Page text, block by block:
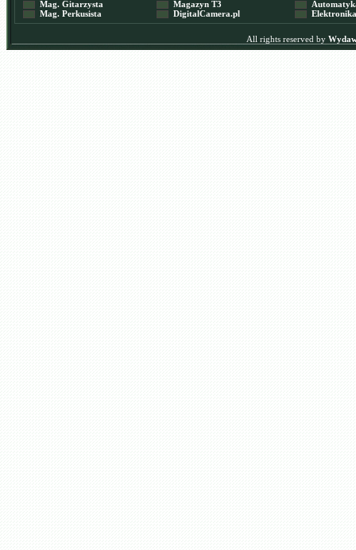
Mag. Gitarzysta
Mag. Perkusista
Magazyn T3
DigitalCamera.pl
Automatyka
Elektronika
All rights reserved by